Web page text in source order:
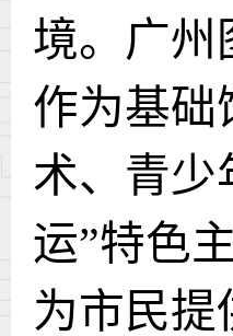
境。广州
作为基础
术、青少
运”特色
为市民提